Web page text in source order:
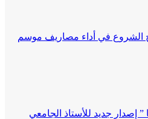
الشروع في أداء مصاريف موسم
إصدار جديد للأستاذ الجامعي